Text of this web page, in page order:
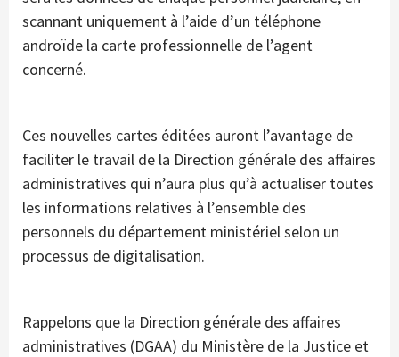
scannant uniquement à l’aide d’un téléphone
androïde la carte professionnelle de l’agent
concerné.
Ces nouvelles cartes éditées auront l’avantage de
faciliter le travail de la Direction générale des affaires
administratives qui n’aura plus qu’à actualiser toutes
les informations relatives à l’ensemble des
personnels du département ministériel selon un
processus de digitalisation.
Rappelons que la Direction générale des affaires
administratives (DGAA) du Ministère de la Justice et